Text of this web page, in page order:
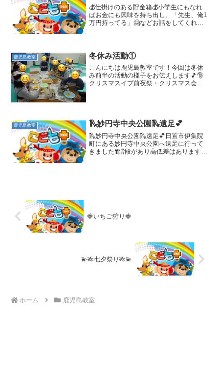
💰仕掛けのある貯金箱💰小学生にもなれ
ばお金にも興味を持ち出し、「先生、俺1
万円持ってる」🤗などお話をしてくれる
箱を囲んで興味津々...
鹿児島教室 冬休み活動①
こんにちは鹿児島教室です！今回は冬休
み前半の活動の様子をお伝えします🎵🎅
クリスマスイブ前夜祭・クリスマス会🎄
鹿児島教室 🛝妙円寺中央公園🛝遠足💕
🛝妙円寺中央公園🛝遠足💕日置市伊集院
町にある妙円寺中央公園へ遠足に行って
きました❣️階段があり高低差はありますが
🍓いちご狩り🍓
💫🎋七夕祭り🎋💫
ホーム 鹿児島教室